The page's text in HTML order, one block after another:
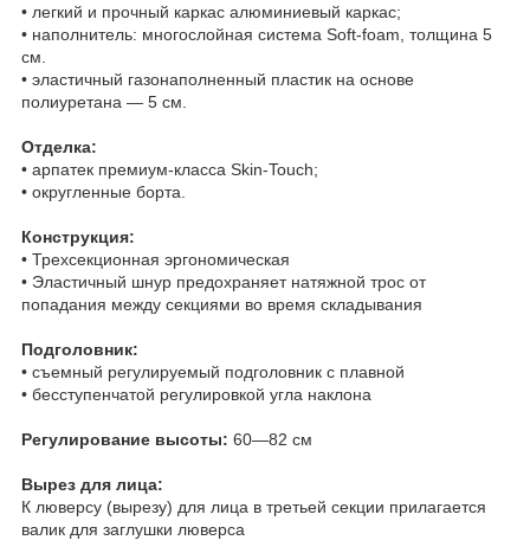
• легкий и прочный каркас алюминиевый каркас;
• наполнитель: многослойная система Soft-foam, толщина 5
см.
• эластичный газонаполненный пластик на основе
полиуретана — 5 см.
Отделка:
• арпатек премиум-класса Skin-Touch;
• округленные борта.
Конструкция:
• Трехсекционная эргономическая
• Эластичный шнур предохраняет натяжной трос от
попадания между секциями во время складывания
Подголовник:
• съемный регулируемый подголовник с плавной
• бесступенчатой регулировкой угла наклона
Регулирование высоты: 60—82 см
Вырез для лица:
К люверсу (вырезу) для лица в третьей секции прилагается
валик для заглушки люверса